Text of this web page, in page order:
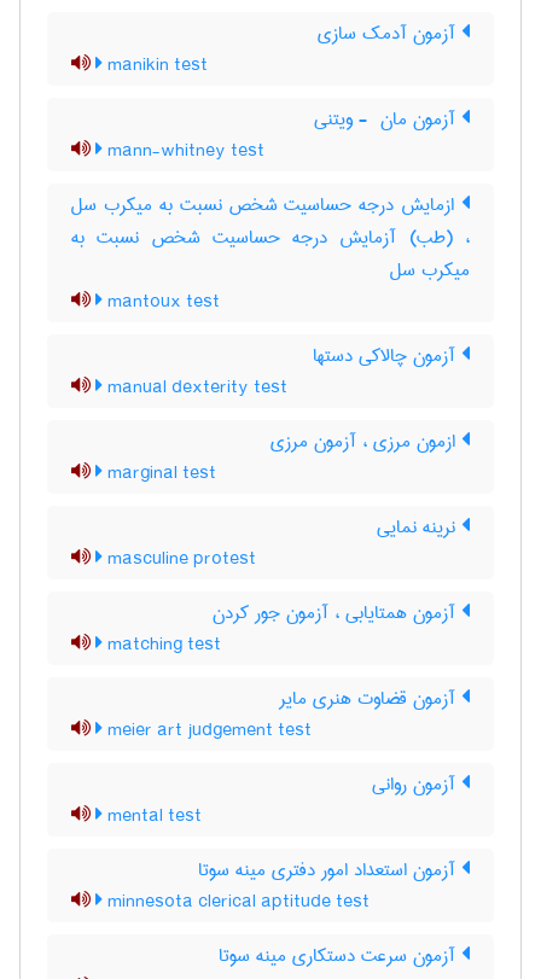
آزمون آدمک سازی
manikin test
آزمون مان ‎ - ویتنی
mann-whitney test
ازمایش درجه حساسیت شخص نسبت به میکرب سل
، (طب) آزمایش درجه حساسیت شخص نسبت به
میکرب سل
mantoux test
آزمون چالاکی دستها
manual dexterity test
ازمون مرزی ، آزمون مرزی
marginal test
نرینه نمایی
masculine protest
آزمون همتایابی ، آزمون جور کردن
matching test
آزمون قضاوت هنری مایر
meier art judgement test
آزمون روانی
mental test
آزمون استعداد امور دفتری مینه سوتا
minnesota clerical aptitude test
آزمون سرعت دستکاری مینه سوتا